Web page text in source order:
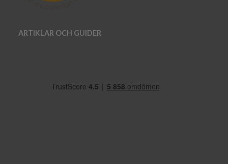
ARTIKLAR OCH GUIDER